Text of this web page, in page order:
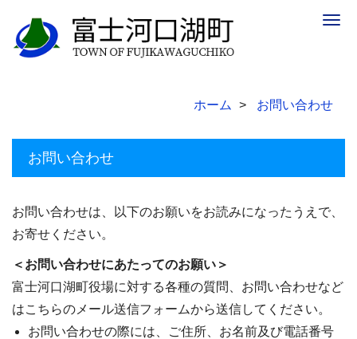
ホーム お問い合わせ
お問い合わせ
お問い合わせは、以下のお願いをお読みになったうえで、
お寄せください。
＜お問い合わせにあたってのお願い＞
富士河口湖町役場に対する各種の質問、お問い合わせなど
はこちらのメール送信フォームから送信してください。
お問い合わせの際には、ご住所、お名前及び電話番号